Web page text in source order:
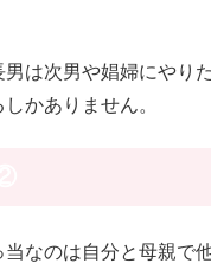
は次男や娼婦にやり
かありません。
なのは自分と母親で